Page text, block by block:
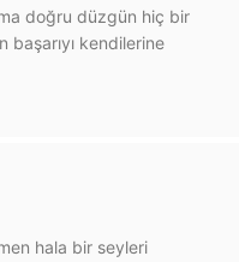
doğru düzgün hiç bir
başarıyı kendilerine
hala bir seyleri